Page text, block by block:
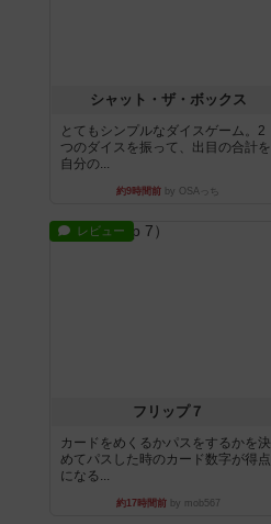
シャット・ザ・ボックス
とてもシンプルなダイスゲーム。2
つのダイスを振って、出目の合計を
自分の...
約9時間前 by OSAっち
レビュー
フリップ７
カードをめくるかパスをするかを決
めてパスした時のカード数字が得点
になる...
約17時間前by mob567